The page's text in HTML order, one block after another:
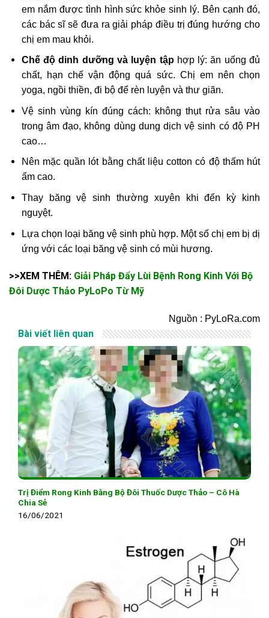
em nắm được tình hình sức khỏe sinh lý. Bên cạnh đó,
các bác sĩ sẽ đưa ra giải pháp điều trị đúng hướng cho
chị em mau khỏi.
Chế độ dinh dưỡng và luyện tậphợp lý: ăn uống đủ
chất, hạn chế vận động quá sức. Chị em nên chọn
yoga, ngồi thiền, đi bộ để rèn luyện và thư giãn.
Vệ sinh vùng kín đúng cách: không thụt rửa sâu vào
trong âm đạo, không dùng dung dịch vệ sinh có độ PH
cao…
Nên mặc quần lót bằng chất liệu cotton có độ thấm hút
ẩm cao.
Thay băng vệ sinh thường xuyên khi đến kỳ kinh
nguyệt.
Lựa chọn loại băng vệ sinh phù hợp. Một số chị em bị dị
ứng với các loại băng vệ sinh có mùi hương.
>>XEM THÊM: Giải Pháp Đẩy Lùi Bệnh Rong Kinh Với Bộ
Đôi Dược Thảo PyLoPo Từ Mỹ
Nguồn : PyLoRa.com
Bài viết liên quan
Trị Điểm Rong Kinh Bằng Bộ Đôi Thuốc Dược Thảo – Cô Hà
Chia Sẻ
16/06/2021